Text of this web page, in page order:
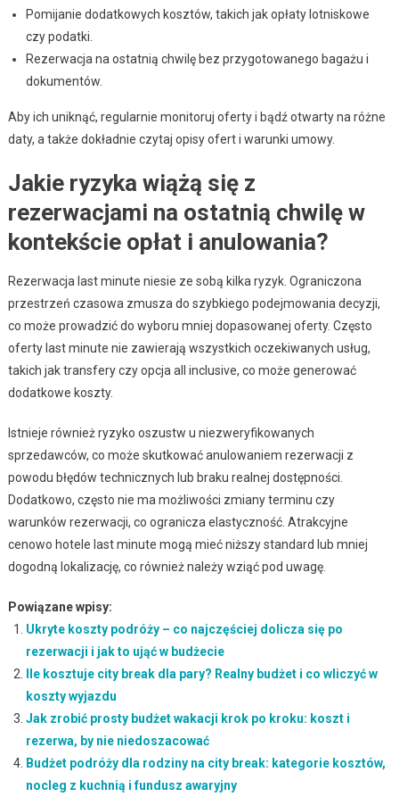
Pomijanie dodatkowych kosztów, takich jak opłaty lotniskowe
czy podatki.
Rezerwacja na ostatnią chwilę bez przygotowanego bagażu i
dokumentów.
Aby ich uniknąć, regularnie monitoruj oferty i bądź otwarty na różne
daty, a także dokładnie czytaj opisy ofert i warunki umowy.
Jakie ryzyka wiążą się z
rezerwacjami na ostatnią chwilę w
kontekście opłat i anulowania?
Rezerwacja last minute niesie ze sobą kilka ryzyk. Ograniczona
przestrzeń czasowa zmusza do szybkiego podejmowania decyzji,
co może prowadzić do wyboru mniej dopasowanej oferty. Często
oferty last minute nie zawierają wszystkich oczekiwanych usług,
takich jak transfery czy opcja all inclusive, co może generować
dodatkowe koszty.
Istnieje również ryzyko oszustw u niezweryfikowanych
sprzedawców, co może skutkować anulowaniem rezerwacji z
powodu błędów technicznych lub braku realnej dostępności.
Dodatkowo, często nie ma możliwości zmiany terminu czy
warunków rezerwacji, co ogranicza elastyczność. Atrakcyjne
cenowo hotele last minute mogą mieć niższy standard lub mniej
dogodną lokalizację, co również należy wziąć pod uwagę.
Powiązane wpisy:
Ukryte koszty podróży – co najczęściej dolicza się po
rezerwacji i jak to ująć w budżecie
Ile kosztuje city break dla pary? Realny budżet i co wliczyć w
koszty wyjazdu
Jak zrobić prosty budżet wakacji krok po kroku: koszt i
rezerwa, by nie niedoszacować
Budżet podróży dla rodziny na city break: kategorie kosztów,
nocleg z kuchnią i fundusz awaryjny